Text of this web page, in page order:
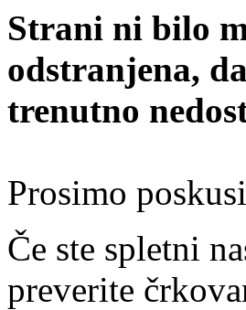
Strani ni bilo
odstranjena,
trenutno
Prosimo
Če ste spletni
preverite